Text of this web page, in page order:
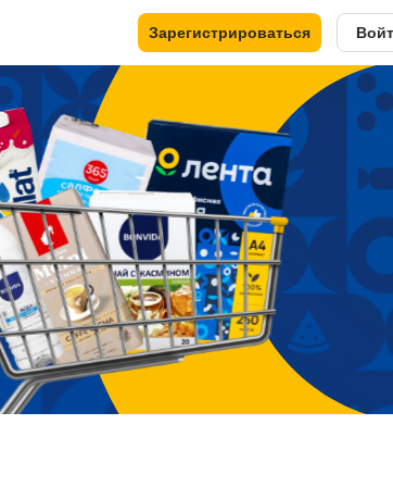
Зарегистрироваться